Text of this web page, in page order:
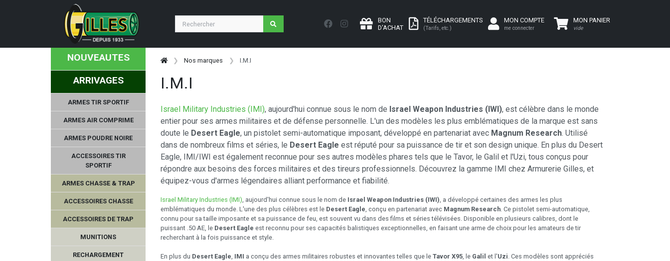
BON
D'ACHAT
TÉLÉCHARGEMENTS
(Tarifs, etc.)
MON COMPTE
me connecter
MON PANIER
vide
NOUVEAUTES
ARRIVAGES
ARMES TIR SPORTIF
ARMES AIR COMPRIME
ARMES POUDRE NOIRE
ACCESSOIRES TIR
SPORTIF
ARMES CHASSE & TRAP
ACCESSOIRES CHASSE
ACCESSOIRES DE TRAP
MUNITIONS
RECHARGEMENT
Nos marques I.M.I
I.M.I
Israel Military Industries (IMI), aujourd'hui connue sous le nom de Israel Weapon Industries (IWI), est célèbre dans le monde
entier pour ses armes militaires et de défense personnelle. L'un des modèles les plus emblématiques de la marque est sans
doute le Desert Eagle, un pistolet semi-automatique imposant, développé en partenariat avec Magnum Research. Utilisé
dans de nombreux films et séries, le Desert Eagle est réputé pour sa puissance de tir et son design unique. En plus du Desert
Eagle, IMI/IWI est également reconnue pour ses autres modèles phares tels que le Tavor, le Galil et l'Uzi, tous conçus pour
répondre aux besoins des forces militaires et des tireurs professionnels. Découvrez la gamme IMI chez Armurerie Gilles, et
équipez-vous d'armes légendaires alliant performance et fiabilité.
Israel Military Industries (IMI) , aujourd'hui connue sous le nom de Israel Weapon Industries (IWI) , a développé certaines des armes les plus
emblématiques du monde. L'une des plus célèbres est le Desert Eagle , conçu en partenariat avec Magnum Research . Ce pistolet semi-automatique,
connu pour sa taille imposante et sa puissance de feu, est souvent vu dans des films et séries télévisées. Disponible en plusieurs calibres, dont le
puissant .50 AE, le Desert Eagle est reconnu pour ses capacités balistiques exceptionnelles, en faisant une arme de choix pour les amateurs de tir
recherchant à la fois puissance et style.
En plus du Desert Eagle IMI a conçu des armes militaires robustes et innovantes telles que le Tavor X95 , le Galil et l'Uzi . Ces modèles sont appréciés